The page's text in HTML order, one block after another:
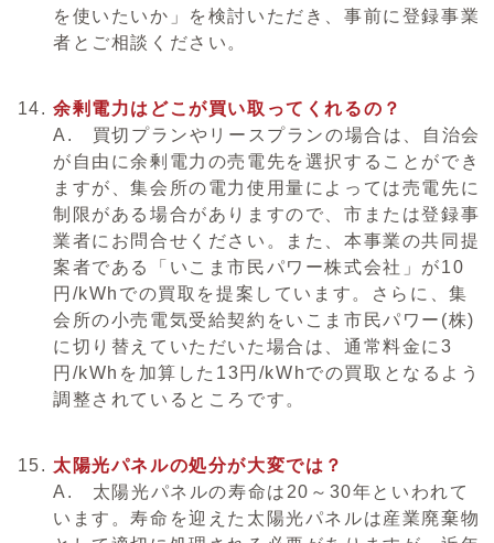
を使いたいか」を検討いただき、事前に登録事業
者とご相談ください。
余剰電力はどこが買い取ってくれるの？
A. 買切プランやリースプランの場合は、自治会
が自由に余剰電力の売電先を選択することができ
ますが、集会所の電力使用量によっては売電先に
制限がある場合がありますので、市または登録事
業者にお問合せください。また、本事業の共同提
案者である「いこま市民パワー株式会社」が10
円/kWhでの買取を提案しています。さらに、集
会所の小売電気受給契約をいこま市民パワー(株)
に切り替えていただいた場合は、通常料金に3
円/kWhを加算した13円/kWhでの買取となるよう
調整されているところです。
太陽光パネルの処分が大変では？
A. 太陽光パネルの寿命は20～30年といわれて
います。寿命を迎えた太陽光パネルは産業廃棄物